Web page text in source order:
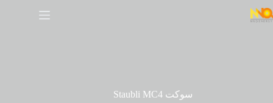
سوکت Staubli MC4